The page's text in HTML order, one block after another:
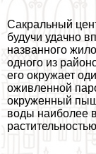
Сакральный
будучи удачно
названного
одного из
его окружает
оживленной
окруженный
воды наиболее